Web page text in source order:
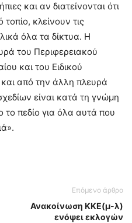
και αν διατείνονται ότι
κλείνουν τις
όλα τα δίκτυα. Η
του Περιφερειακού
και του Ειδικού
από την άλλη πλευρά
είναι κατά τη γνώμη
το πεδίο για όλα αυτά που
Επόμενο άρθρο
Ανακοίνωση ΚΚΕ(μ-λ)
ενόψει εκλογών